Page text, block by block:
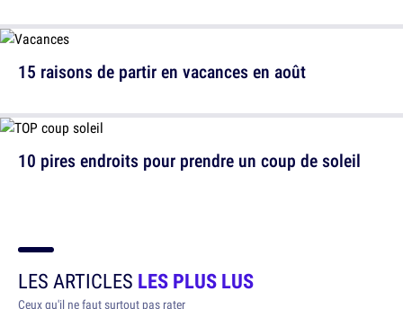
15 raisons de partir en vacances en août
10 pires endroits pour prendre un coup de soleil
LES ARTICLES LES PLUS LUS
Ceux qu'il ne faut surtout pas rater